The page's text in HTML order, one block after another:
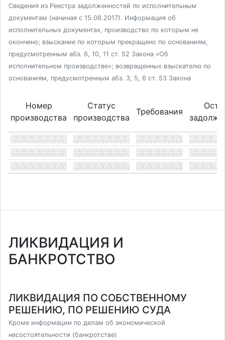
Сведения из Реестра задолженностей по исполнительным
документам (начиная с 15.08.2017). Информация об
исполнительных документах, производство по которым не
окончено; взыскание по которым прекращено по основаниям,
предусмотренным абз. 6, 10, 11 ст. 52 Закона «Об
исполнительном производстве»; возвращенных взыскателю по
основаниям, предусмотренным абз. 3, 5, 6 ст. 53 Закона
Номер
производства
Статус
производства
Требования
ЛИКВИДАЦИЯ И
БАНКРОТСТВО
ЛИКВИДАЦИЯ ПО СОБСТВЕННОМУ
РЕШЕНИЮ, ПО РЕШЕНИЮ СУДА
Кроме информации по делам об экономической
несостоятельности (банкротстве)